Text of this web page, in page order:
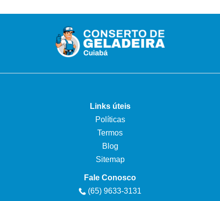
Links úteis
Políticas
Termos
Blog
Sitemap
Fale Conosco
(65) 9633-3131